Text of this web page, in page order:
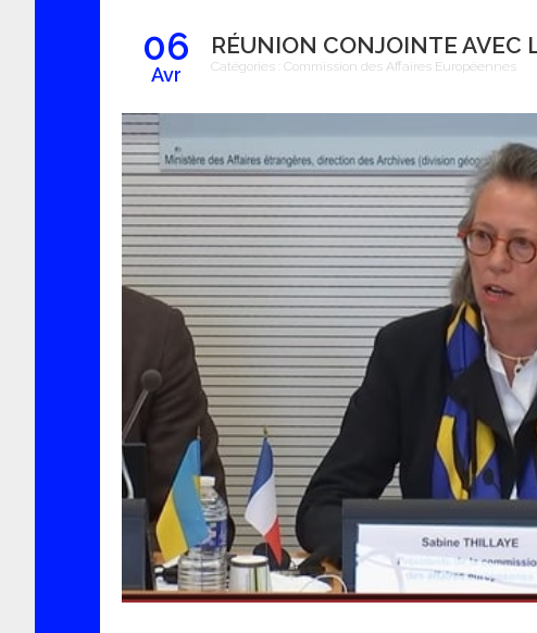
06
Avr
RÉUNION CONJOINTE AVEC
Catégories : Commission des Affaires Européennes